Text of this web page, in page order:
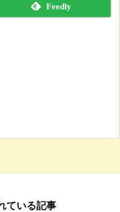
Feedly
ている記事